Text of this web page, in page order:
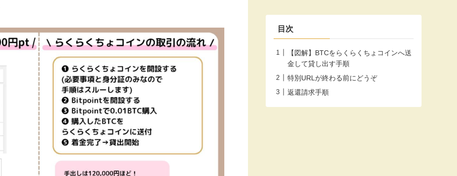
目次
【図解】BTCをらくらくちょコインへ送
金して貸し出す手順
特別URLが終わる前にどうぞ
返還請求手順